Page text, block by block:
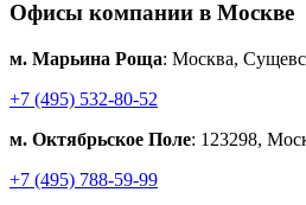
Офисы компании в Москве
м. Марьина Роща: Москва,
+7 (495) 532-80-52
м. Октябрьское Поле: 123298,
+7 (495) 788-59-99